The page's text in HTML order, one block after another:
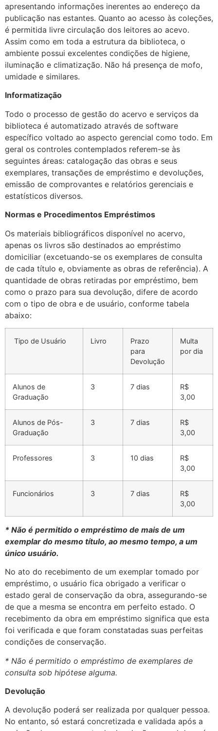
apresentando informações inerentes ao endereço da
publicação nas estantes. Quanto ao acesso às coleções,
é permitida livre circulação dos leitores ao acevo.
Assim como em toda a estrutura da biblioteca, o
ambiente possui excelentes condições de higiene,
iluminação e climatização. Não há presença de mofo,
umidade e similares.
Informatização
Todo o processo de gestão do acervo e serviços da
biblioteca é automatizado através de software
específico voltado ao aspecto gerencial como todo. Em
geral os controles contemplados referem-se às
seguintes áreas: catalogação das obras e seus
exemplares, transações de empréstimo e devoluções,
emissão de comprovantes e relatórios gerenciais e
estatísticos diversos.
Normas e Procedimentos Empréstimos
Os materiais bibliográficos disponível no acervo,
apenas os livros são destinados ao empréstimo
domiciliar (excetuando-se os exemplares de consulta
de cada título e, obviamente as obras de referência). A
quantidade de obras retiradas por empréstimo, bem
como o prazo para sua devolução, difere de acordo
com o tipo de obra e de usuário, conforme tabela
abaixo:
Tipo de Usuário Livro
Prazo
para
Devolução
Multa
por dia
Alunos de
Graduação
3 7 dias
R$
3,00
Alunos de Pós-
Graduação
3 7 dias
R$
3,00
Professores 3 10 dias
R$
3,00
Funcionários 3 7 dias
R$
3,00
* Não é permitido o empréstimo de mais de um
exemplar do mesmo título, ao mesmo tempo, a um
único usuário.
No ato do recebimento de um exemplar tomado por
empréstimo, o usuário fica obrigado a verificar o
estado geral de conservação da obra, assegurando-se
de que a mesma se encontra em perfeito estado. O
recebimento da obra em empréstimo significa que esta
foi verificada e que foram constatadas suas perfeitas
condições de conservação.
* Não é permitido o empréstimo de exemplares de
consulta sob hipótese alguma.
Devolução
A devolução poderá ser realizada por qualquer pessoa.
No entanto, só estará concretizada e validada após a